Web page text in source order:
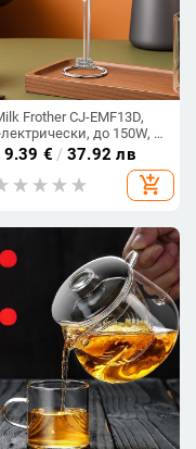
Frother CJ-EMF13D,
до 150W, до
3+ скорости, функция
за домашна
€ / 37.92 лв
add_shopping_cart